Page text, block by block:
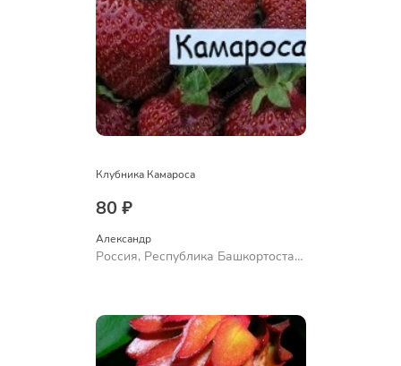
Клубника Камароса
80 ₽
Александр
Россия, Республика Башкортостан,